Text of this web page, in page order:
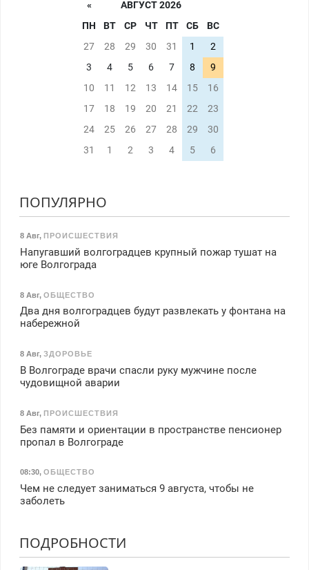
«
АВГУСТ 2026
ПН
ВТ СР ЧТ ПТ СБ
ВС
27
28 29 30 31 1
2
3
4 5 6 7 8
9
10
11 12 13 14 15
16
17
18 19 20 21 22
23
24
25 26 27 28 29
30
31
1 2 3 4 5 6
ПОПУЛЯРНО
8 Авг, ПРОИСШЕСТВИЯ
Напугавший волгоградцев крупный пожар тушат на
юге Волгограда
8 Авг, ОБЩЕСТВО
Два дня волгоградцев будут развлекать у фонтана на
набережной
8 Авг, ЗДОРОВЬЕ
В Волгограде врачи спасли руку мужчине после
чудовищной аварии
8 Авг, ПРОИСШЕСТВИЯ
Без памяти и ориентации в пространстве пенсионер
пропал в Волгограде
08:30, ОБЩЕСТВО
Чем не следует заниматься 9 августа, чтобы не
заболеть
ПОДРОБНОСТИ